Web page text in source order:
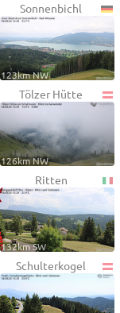
Sonnenbichl
123km NW
Tölzer Hütte
126km NW
Ritten
132km SW
Schulterkogel